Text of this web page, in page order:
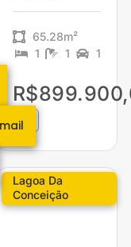
65.28m²
1
1 1
Lagoa Da
Conceição